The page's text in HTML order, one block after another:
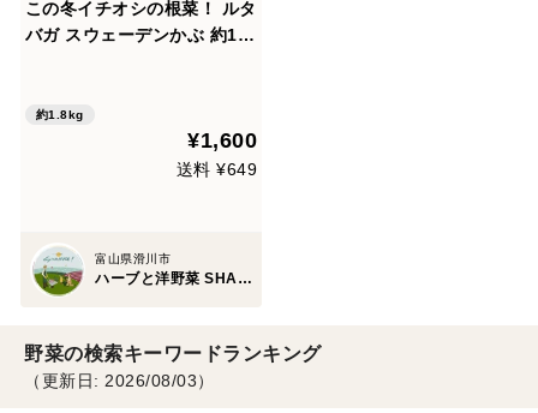
この冬イチオシの根菜！ ルタ
バガ スウェーデンかぶ 約1.8
約1.8kg
¥1,600
送料 ¥649
富山県滑川市
ハーブと洋野菜 SHANKE!
野菜の検索キーワードランキング
（更新日: 2026/08/03）